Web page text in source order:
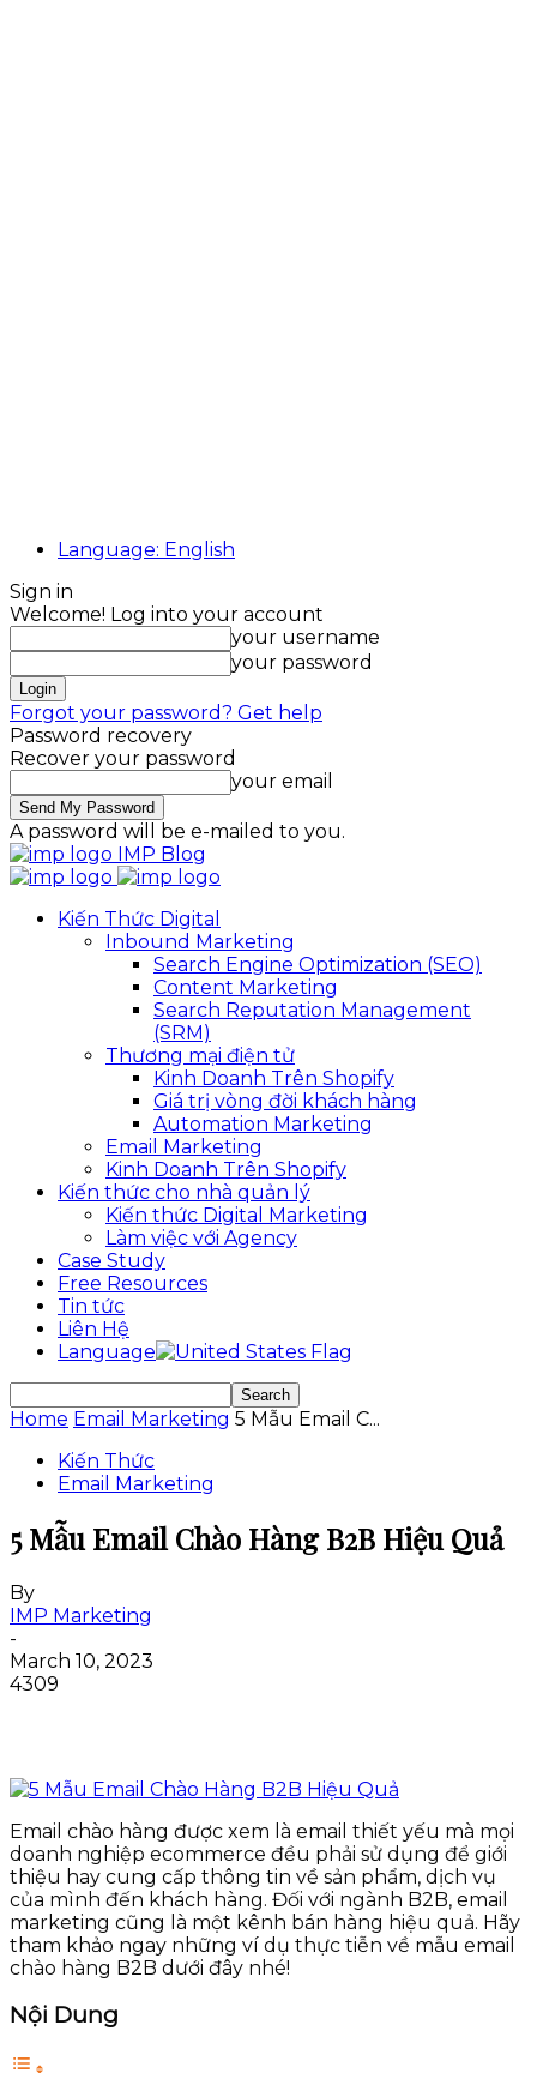
Language: English
Sign in
Welcome! Log into your account
your username
your password
Forgot your password? Get help
Password recovery
Recover your password
your email
A password will be e-mailed to you.
IMP Blog
Kiến Thức Digital
Inbound Marketing
Search Engine Optimization (SEO)
Content Marketing
Search Reputation Management
(SRM)
Thương mại điện tử
Kinh Doanh Trên Shopify
Giá trị vòng đời khách hàng
Automation Marketing
Email Marketing
Kinh Doanh Trên Shopify
Kiến thức cho nhà quản lý
Kiến thức Digital Marketing
Làm việc với Agency
Case Study
Free Resources
Tin tức
Liên Hệ
Language
Home Email Marketing 5 Mẫu Email C...
Kiến Thức
Email Marketing
5 Mẫu Email Chào Hàng B2B Hiệu Quả
By
IMP Marketing
-
March 10, 2023
4309
Email chào hàng được xem là email thiết yếu mà mọi
doanh nghiệp ecommerce đều phải sử dụng để giới
thiệu hay cung cấp thông tin về sản phẩm, dịch vụ
của mình đến khách hàng. Đối với ngành B2B, email
marketing cũng là một kênh bán hàng hiệu quả. Hãy
tham khảo ngay những ví dụ thực tiễn về mẫu email
chào hàng B2B dưới đây nhé!
Nội Dung